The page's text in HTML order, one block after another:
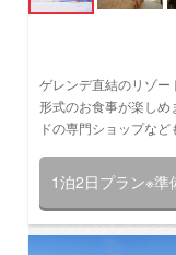
ゲレンデ直結のリゾ
形式のお食事が楽し
ドの専門ショップなど
1泊2日プラン※準